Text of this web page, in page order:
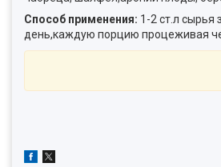
Способ применения: 1-2 ст.л сырья
день,каждую порцию процеживая